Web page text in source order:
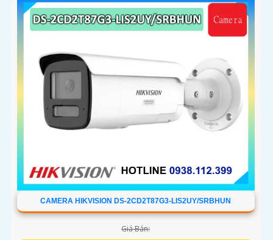
sáng yếu, ống kính có độ phân giải 4
CAMERA HIKVISION DS-2CD2T87G3-LIS2UY/SRBHUN
Giá Bán: